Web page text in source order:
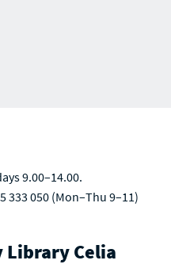
9.00–14.00.
333 050 (Mon–Thu 9–11)
Library Celia